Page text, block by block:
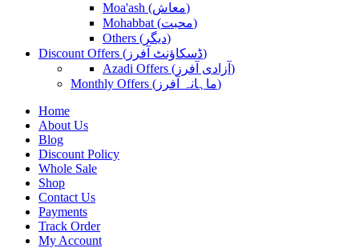
Moa'ash (معاش)
Mohabbat (محبت)
Others (دیگر)
Discount Offers (ڈسکاؤنٹ آفرز)
Azadi Offers (آزادی آفرز)
Monthly Offers (ماہانہ آفرز)
Home
About Us
Blog
Discount Policy
Whole Sale
Shop
Contact Us
Payments
Track Order
My Account